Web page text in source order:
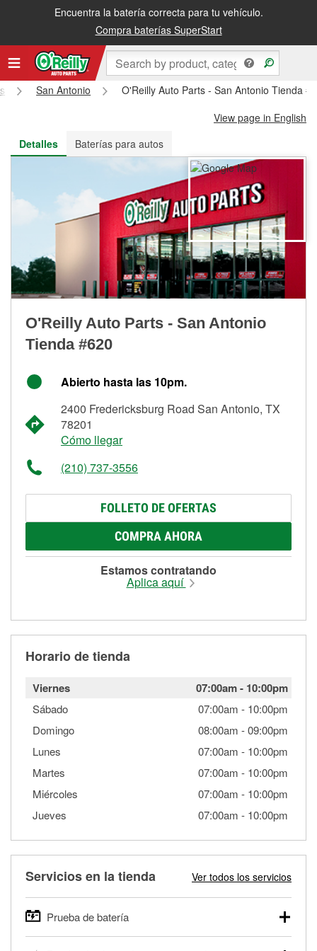
Encuentra la batería correcta para tu vehículo.
Compra baterías SuperStart
Recibe tu orden gratis al día siguiente o recógela en la tienda
San Antonio
O'Reilly Auto Parts - San Antonio Tienda
View page in English
Detalles
Baterías para autos
O'Reilly Auto Parts - San Antonio
Tienda #620
Abierto hasta las 10pm.
2400 Fredericksburg Road San Antonio, TX
78201
Cómo llegar
(210) 737-3556
FOLLETO DE OFERTAS
COMPRA AHORA
Estamos contratando
Aplica aquí
Horario de tienda
Viernes 07:00am- 10:00pm
Sábado 07:00am - 10:00pm
Domingo
08:00am -09:00pm
Lunes
07:00am - 10:00pm
Martes
07:00am - 10:00pm
Miércoles
07:00am - 10:00pm
Jueves
07:00am - 10:00pm
Servicios en la tienda Ver todos los servicios
Prueba de batería